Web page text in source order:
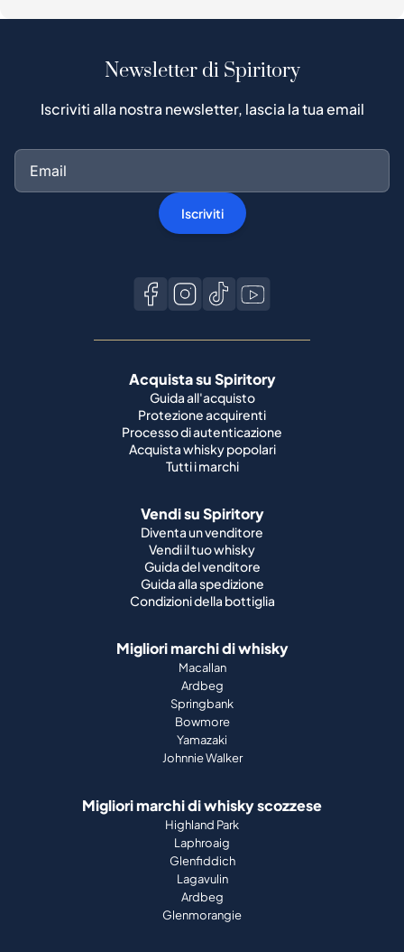
Newsletter di Spiritory
Iscriviti alla nostra newsletter, lascia la tua email
Iscriviti
Acquista su Spiritory
Guida all'acquisto
Protezione acquirenti
Processo di autenticazione
Acquista whisky popolari
Tutti i marchi
Vendi su Spiritory
Diventa un venditore
Vendi il tuo whisky
Guida del venditore
Guida alla spedizione
Condizioni della bottiglia
Migliori marchi di whisky
Macallan
Ardbeg
Springbank
Bowmore
Yamazaki
Johnnie Walker
Migliori marchi di whisky scozzese
Highland Park
Laphroaig
Glenfiddich
Lagavulin
Ardbeg
Glenmorangie